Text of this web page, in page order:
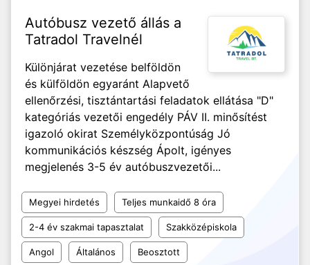
Autóbusz vezető állás a
Tatradol Travelnél
Különjárat vezetése belföldön
és külföldön egyaránt Alapvető
ellenőrzési, tisztántartási feladatok ellátása "D"
kategóriás vezetői engedély PÁV II. minősítést
igazoló okirat Személyközpontúság Jó
kommunikációs készség Ápolt, igényes
megjelenés 3-5 év autóbuszvezetői...
Megyei hirdetés Teljes munkaidő 8 óra
2-4 év szakmai tapasztalat Szakközépiskola
Angol Általános Beosztott